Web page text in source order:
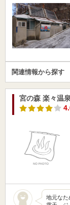
関連情報から探す
宮の森 楽々温泉
地元なた